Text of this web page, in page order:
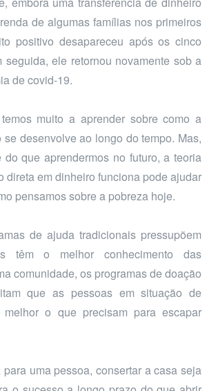
de algumas famílias nos primeiros
positivo desapareceu após os cinco
seguida, ele retornou novamente sob a
de covid-19.
muito a aprender sobre como a
desenvolve ao longo do tempo. Mas,
do que aprendermos no futuro, a teoria
direta em dinheiro funciona pode ajudar
pensamos sobre a pobreza hoje.
de ajuda tradicionais pressupõem
têm o melhor conhecimento das
comunidade, os programas de doação
que as pessoas em situação de
melhor o que precisam para escapar
uma pessoa, consertar a casa seja